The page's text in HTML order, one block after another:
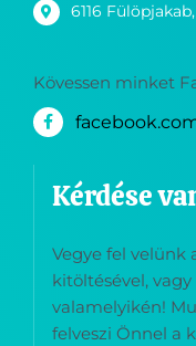
6116
Kövessen minket
Kérdése
Vegye fel velünk
kitöltésével,
valamelyikén!
felveszi Önnel a